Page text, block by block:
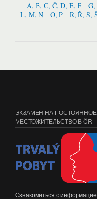
A, B, C, Č, D, E, F
G,
L, M, N
O, P R, Ř, S, Š
ЭКЗАМЕН НА ПОСТОЯННОЕ
МЕСТОЖИТЕЛЬСТВО В ČR
Ознакомиться с